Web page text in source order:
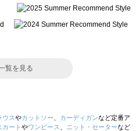
覧を見る
ウスやカットソー カーディガンなど定番ア
カート やワンピース ニット・セーターなど